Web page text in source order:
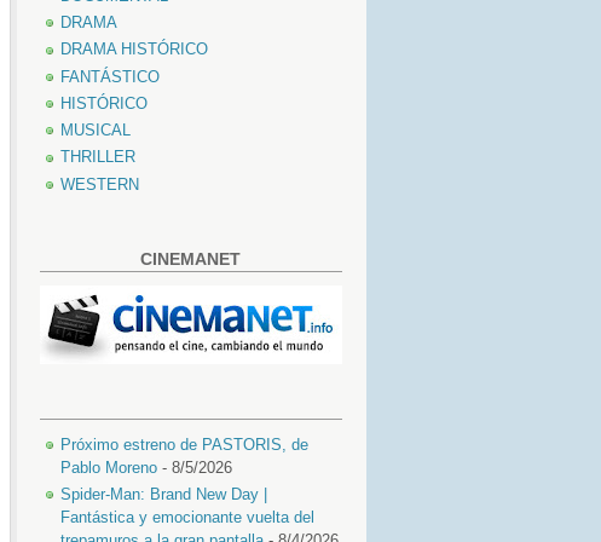
DRAMA
DRAMA HISTÓRICO
FANTÁSTICO
HISTÓRICO
MUSICAL
THRILLER
WESTERN
CINEMANET
Próximo estreno de PASTORIS, de
Pablo Moreno- 8/5/2026
Spider-Man: Brand New Day |
Fantástica y emocionante vuelta del